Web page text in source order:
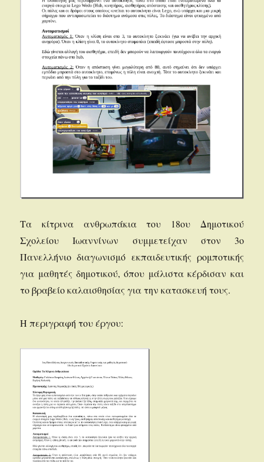
Τα κίτρινα ανθρωπάκια του 18ου Δημοτικού
Σχολείου Ιωαννίνων συμμετείχαν στον 3ο
Πανελλήνιο διαγωνισμό εκπαιδευτικής ρομποτικής
για μαθητές δημοτικού, όπου μάλιστα κέρδισαν και
το βραβείο καλαισθησίας για την κατασκευή τους.
Η περιγραφή του έργου: